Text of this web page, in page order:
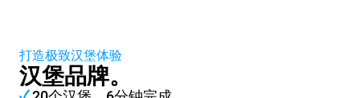
打造极致汉堡体验
汉堡品牌。